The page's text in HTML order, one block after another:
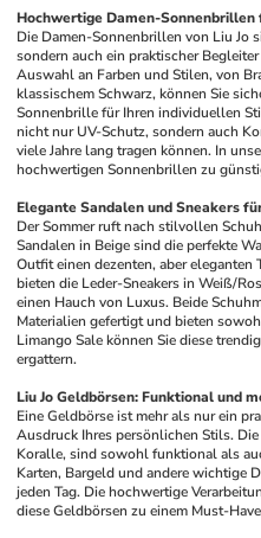
Hochwertige Damen-Sonnenbrillen
Die Damen-Sonnenbrillen von Liu Jo
sondern auch ein praktischer
Auswahl an Farben und Stilen, von
klassischem Schwarz, können Sie
Sonnenbrille für Ihren individuellen
nicht nur UV-Schutz, sondern auch
viele Jahre lang tragen können. In
hochwertigen Sonnenbrillen zu
Elegante Sandalen und Sneakers
Der Sommer ruft nach stilvollen
Sandalen in Beige sind die perfekte
Outfit einen dezenten, aber
bieten die Leder-Sneakers in Weiß/
einen Hauch von Luxus. Beide
Materialien gefertigt und bieten
Limango Sale können Sie diese
ergattern.
Liu Jo Geldbörsen: Funktional und
Eine Geldbörse ist mehr als nur ein
Ausdruck Ihres persönlichen Stils.
Koralle, sind sowohl funktional als
Karten, Bargeld und andere wichtige
jeden Tag. Die hochwertige
diese Geldbörsen zu einem Must-